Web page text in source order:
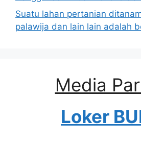
Suatu lahan pertanian
palawija dan lain lain adalah
Media
Loker